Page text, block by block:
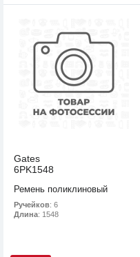
Gates
6PK1548
Ремень поликлиновый
Ручейков: 6
Длина: 1548